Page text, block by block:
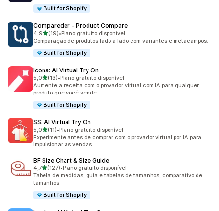
Built for Shopify
Compareder ‑ Product Compare
4,9de 5 estrelas
(19)
19 avaliações ao todo
•Plano gratuito disponível
Comparação de produtos lado a lado com variantes e metacampos.
Built for Shopify
Icona: AI Virtual Try On
5,0de 5 estrelas
(13)
13 avaliações ao todo
•Plano gratuito disponível
Aumente a receita com o provador virtual com IA para qualquer
produto que você vende
Built for Shopify
SS: AI Virtual Try On
5,0de 5 estrelas
(11)
11 avaliações ao todo
•Plano gratuito disponível
Experimente antes de comprar com o provador virtual por IA para
impulsionar as vendas
BF Size Chart & Size Guide
4,7de 5 estrelas
(127)
127 avaliações ao todo
•Plano gratuito disponível
Tabela de medidas, guia e tabelas de tamanhos, comparativo de
tamanhos
Built for Shopify